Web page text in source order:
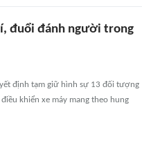
đuổi đánh người trong
định tạm giữ hình sự 13 đối tượng
khiển xe máy mang theo hung